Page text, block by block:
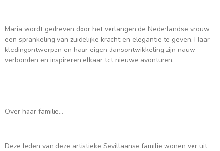
Maria wordt gedreven door het verlangen de Nederlandse vrouw
een sprankeling van zuidelijke kracht en elegantie te geven. Haar
kledingontwerpen en haar eigen dansontwikkeling zijn nauw
verbonden en inspireren elkaar tot nieuwe avonturen.
Over haar familie...
Deze leden van deze artistieke Sevillaanse familie wonen ver uit